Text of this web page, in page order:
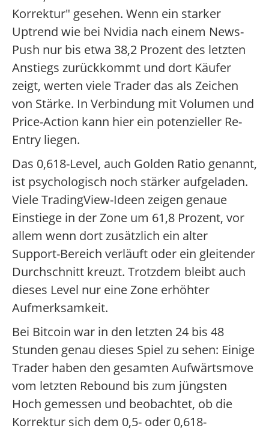
Korrektur" gesehen. Wenn ein starker
Uptrend wie bei Nvidia nach einem News-
Push nur bis etwa 38,2 Prozent des letzten
Anstiegs zurückkommt und dort Käufer
zeigt, werten viele Trader das als Zeichen
von Stärke. In Verbindung mit Volumen und
Price-Action kann hier ein potenzieller Re-
Entry liegen.
Das 0,618-Level, auch Golden Ratio genannt,
ist psychologisch noch stärker aufgeladen.
Viele TradingView-Ideen zeigen genaue
Einstiege in der Zone um 61,8 Prozent, vor
allem wenn dort zusätzlich ein alter
Support-Bereich verläuft oder ein gleitender
Durchschnitt kreuzt. Trotzdem bleibt auch
dieses Level nur eine Zone erhöhter
Aufmerksamkeit.
Bei Bitcoin war in den letzten 24 bis 48
Stunden genau dieses Spiel zu sehen: Einige
Trader haben den gesamten Aufwärtsmove
vom letzten Rebound bis zum jüngsten
Hoch gemessen und beobachtet, ob die
Korrektur sich dem 0,5- oder 0,618-